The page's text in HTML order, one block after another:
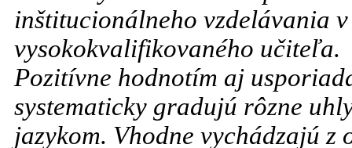
inštitucionálneho vzdelávania
vysokokvalifikovaného učiteľa.
Pozitívne hodnotím aj
systematicky gradujú rôzne
jazykom. Vhodne vychádzajú